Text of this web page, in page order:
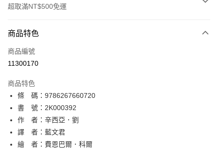
超取滿NT$500免運
信用卡一次付款
超商取貨付款
相關說明
【關於「AFTEE先享後付」】
AFTEE先享後付是「在收到商品之後才付款」的支付方式。 讓您購物簡單
便利好安心！
１．簡單：不需註冊會員、不需綁卡、不需儲值。
２．便利：只要手機號碼，簡訊認證，即可結帳。
３．安心：先確認商品／服務後，再付款。
ATM付款
運送方式
全家取貨付款
商品特色
商品編號
11300170
商品特色
條 碼：9786267660720
書 號：2K000392
作 者：辛西亞．劉
譯 者：藍文君
繪 者：費恩巴爾．科爾